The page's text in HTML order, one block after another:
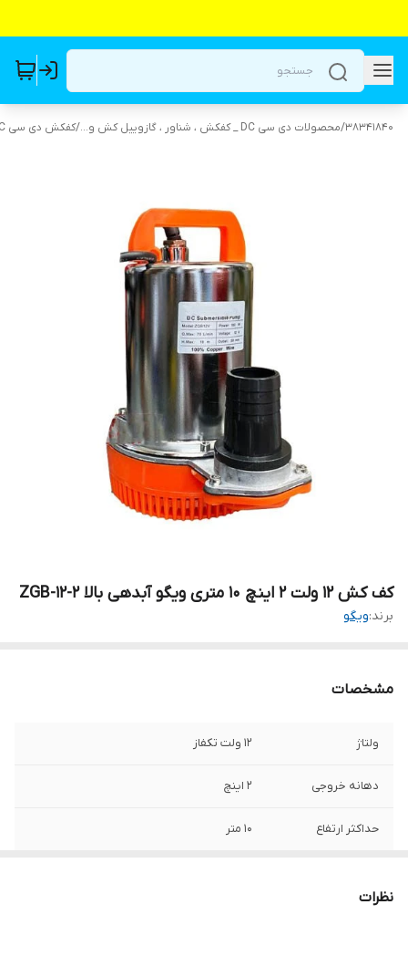
38341840
/محصولات دی سی DC _ کفکش ، شناور ، گازوییل کش و... /کفکش دی سی DC
کف کش ۱۲ ولت ۲ اینچ ۱۰ متری ویگو آبدهی بالا ZGB-12-2
برند:ویگو
مشخصات
ولتاژ ۱۲ ولت تکفاز
دهانه خروجی ۲ اینچ
حداکثر ارتفاع ۱۰ متر
نظرات